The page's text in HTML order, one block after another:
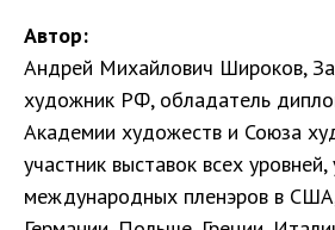
Автор:
Андрей Михайлович Широков,
художник РФ, обладатель
Академии художеств и Союза
участник выставок всех уровней,
международных пленэров в